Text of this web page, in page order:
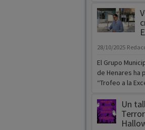
28/10/2025
El Grupo
de Henares ha
“Trofeo a la
Un